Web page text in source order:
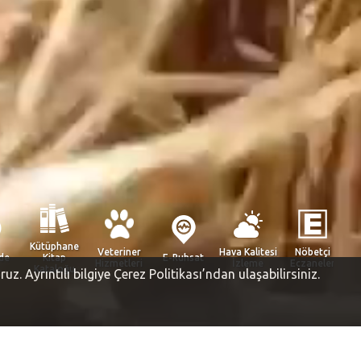
Kütüphane
Kitap
Kataloğu
Veteriner
Hizmetleri
E-Ruhsat
Hava Kalitesi
İzleme
Nöbetçi
Eczaneler
Ayrıntılı bilgiye Çerez Politikası’ndan ulaşabilirsiniz.